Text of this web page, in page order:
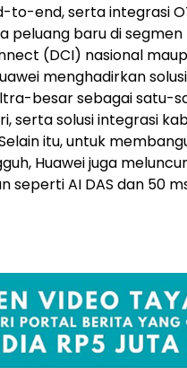
to-end, serta integrasi
peluang baru di
(DCI) nasional
menghadirkan
besar sebagai satu-
serta solusi integrasi
itu, untuk
Huawei juga
seperti AI DAS dan 50